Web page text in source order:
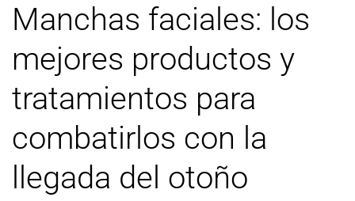
Manchas faciales: los
mejores productos y
tratamientos para
combatirlos con la
llegada del otoño